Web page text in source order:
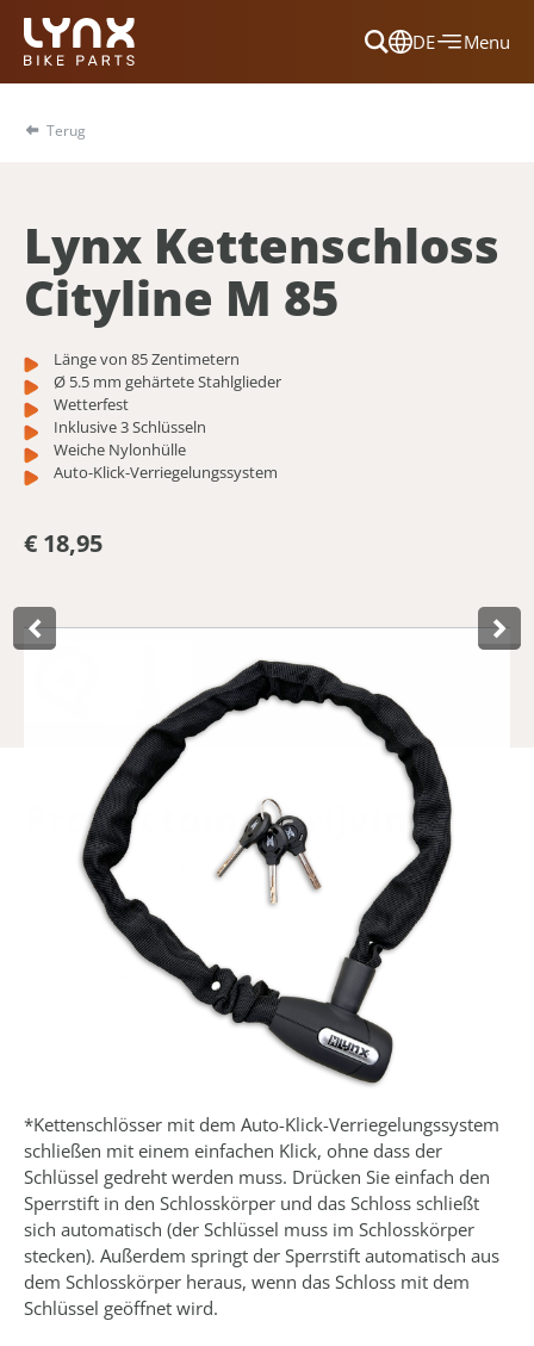
DE
Dansk
Nederlands
Menu
Terug
Lynx Kettenschloss
Cityline M 85
Länge von 85 Zentimetern
Ø 5.5 mm gehärtete Stahlglieder
Wetterfest
Inklusive 3 Schlüsseln
Weiche Nylonhülle
Auto-Klick-Verriegelungssystem
€ 18,95
Product­omschrijving
Das Lynx Cityline M Kettenschloss verfügt über eine 85 cm
lange, hochwertig gehärtete Stahlkette mit 5,5 mm dicken
quadratischen Gliedern. Dieses schwarze
Sicherheitsschloss ist wetterbeständig und mit dem
Klick-Verriegelungssystem*
ausgestattet. Die
Kettenglieder sind mit einer weichen Nylonhülle
ummantelt, um Beschädigungen am Fahrrad zu
verhindern. Das Kettenschloss wird standardmäßig mit 3
Schlüsseln geliefert. Mit Schiebekarte.
*Kettenschlösser mit dem Auto-Klick-Verriegelungssystem
schließen mit einem einfachen Klick, ohne dass der
Schlüssel gedreht werden muss. Drücken Sie einfach den
Sperrstift in den Schlosskörper und das Schloss schließt
sich automatisch (der Schlüssel muss im Schlosskörper
stecken). Außerdem springt der Sperrstift automatisch aus
dem Schlosskörper heraus, wenn das Schloss mit dem
Schlüssel geöffnet wird.